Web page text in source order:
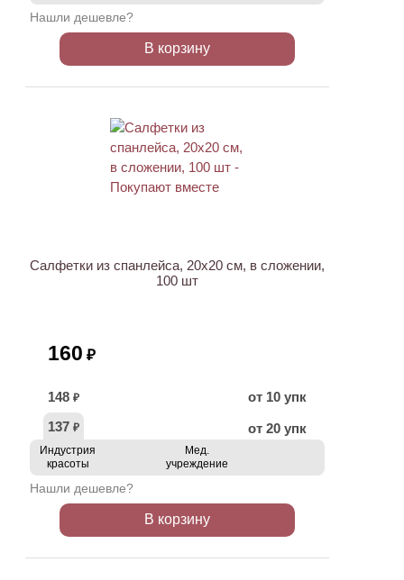
Нашли дешевле?
В корзину
Салфетки из спанлейса, 20х20 см, в сложении,
100 шт
160 ₽
148 ₽
от 10 упк
137 ₽ от 20 упк
Индустрия
красоты
Мед.
учреждение
Нашли дешевле?
В корзину